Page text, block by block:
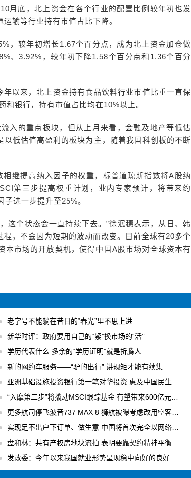
月底，北上资金在各个行业的配置比例较年初也发
输等行业持有市值占比下降。
，较年初增长1.67个百分点，成为北上资金加仓做
、3.92%，较年初下降1.58个百分点和1.36个百分
以来，北上资金持有食品饮料行业市值比重一直保
银行，持有市值占比均在10%以上。
入的重点板块，但从上月来看，金融及地产等低估
低估值高盈利的板块为主，随着我国科创板的不断
继提高纳入因子的权重，标普道琼斯指数将A股纳
第三步提高权重计划，业内专家预计，将带来约
进一步提升至25%。
这个状态会一直持续下去。”徐泯穗表示，从日、韩
，不会因为短期的波动而改变。目前全球有20多个
市场的开放契机，使得中国A股市场对全球资本有
老字号不能躺在昔日的“春光”里不思上进
新华时评：政府要用自己的“紧”换市场的“活”
学历代表什么 多余的“学历证明”就是折腾人
新的网约车服务——“驴的出行” 讲规矩才能有续集
亚洲基础设施投资银行第一笔对华投资 惠及中国民生工程
“入摩第二步”将撬动MSCI跟踪基金 有望带来600亿元国内增量资金
更多航司停飞波音737 MAX 8 狮航被曝考虑改用空客飞机
实现足不出户下订单、做生意 中国将首次完全以网络形式举办广交会
盘和林：共有产权房地块流拍 表明要靠契约精神平衡各方利益
发改委：今年以来我国就业形势呈现稳中向好的良好局面